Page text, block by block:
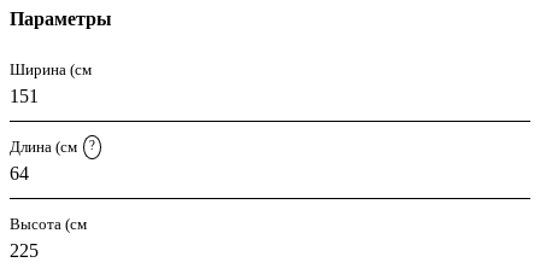
Параметры
Ширина (см
151
Длина (см ?
64
Высота (см
225